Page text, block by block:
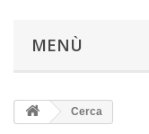
MENÙ
Cerca